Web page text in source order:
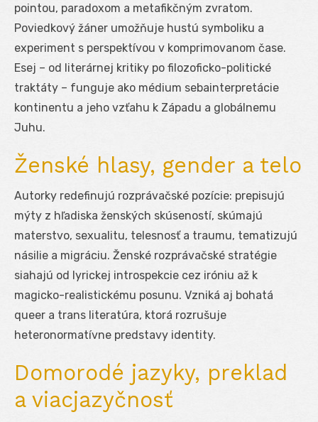
pointou, paradoxom a metafikčným zvratom.
Poviedkový žáner umožňuje hustú symboliku a
experiment s perspektívou v komprimovanom čase.
Esej – od literárnej kritiky po filozoficko-politické
traktáty – funguje ako médium sebainterpretácie
kontinentu a jeho vzťahu k Západu a globálnemu
Juhu.
Ženské hlasy, gender a telo
Autorky redefinujú rozprávačské pozície: prepisujú
mýty z hľadiska ženských skúseností, skúmajú
materstvo, sexualitu, telesnosť a traumu, tematizujú
násilie a migráciu. Ženské rozprávačské stratégie
siahajú od lyrickej introspekcie cez iróniu až k
magicko-realistickému posunu. Vzniká aj bohatá
queer a trans literatúra, ktorá rozrušuje
heteronormatívne predstavy identity.
Domorodé jazyky, preklad
a viacjazyčnosť